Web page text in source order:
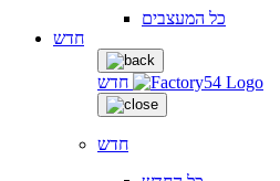
כל המעצבים
חדש
חדש
חדש